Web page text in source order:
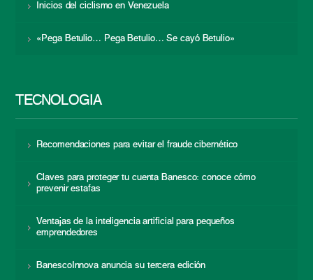
Inicios del ciclismo en Venezuela
«Pega Betulio… Pega Betulio… Se cayó Betulio»
TECNOLOGÍA
Recomendaciones para evitar el fraude cibernético
Claves para proteger tu cuenta Banesco: conoce cómo
prevenir estafas
Ventajas de la inteligencia artificial para pequeños
emprendedores
BanescoInnova anuncia su tercera edición